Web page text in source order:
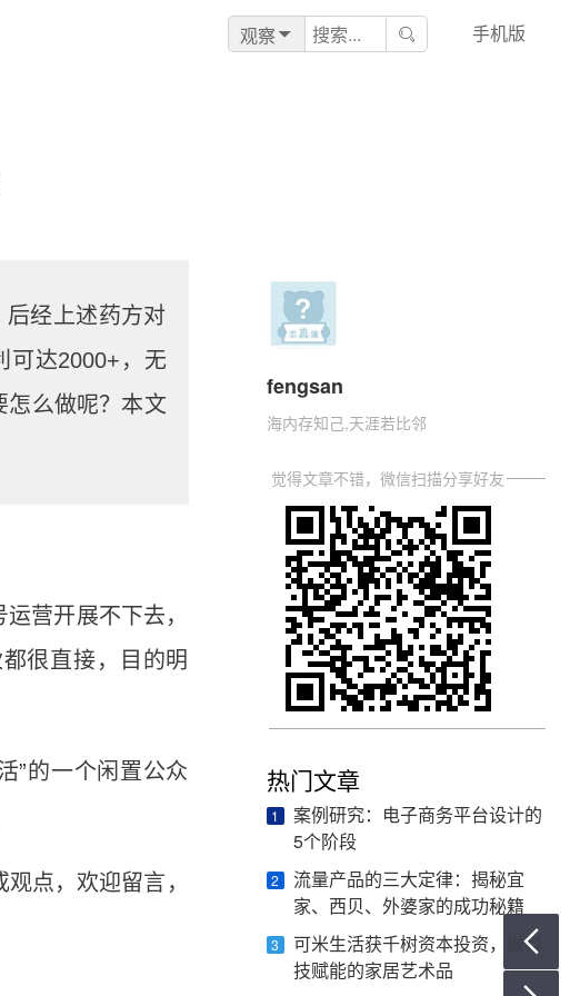
观察 手机版
后经上述药方对
可达2000+，无
怎么做呢？本文
营开展不下去，
很直接，目的明
”的一个闲置公众
点，欢迎留言，
fengsan
海内存知己,天涯若比邻
觉得文章不错，微信扫描分享好友
热门文章
1
案例研究：电子商务平台设计的
5个阶段
2
流量产品的三大定律：揭秘宜
家、西贝、外婆家的成功秘籍
3
可米生活获千树资本投资，做科
技赋能的家居艺术品
